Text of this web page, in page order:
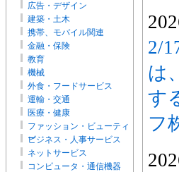
広告・デザイン
建築・土木
携帯、モバイル関連
金融・保険
教育
機械
外食・フードサービス
運輸・交通
医療・健康
ファッション・ビューティ
ー
ビジネス・人事サービス
ネットサービス
コンピュータ・通信機器
2/
は
す
フ